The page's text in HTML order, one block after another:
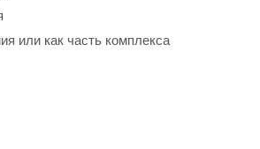
или как часть комплекса